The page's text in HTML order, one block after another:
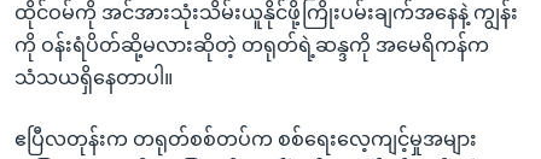
ထိုင်ဝမ်ကို အင်အားသုံးသိမ်းယူနိုင်ဖို့ကြိုးပမ်းချက်အနေနဲ့ ကျွန်း
ကို ဝန်းရံပိတ်ဆို့မလားဆိုတဲ့ တရုတ်ရဲ့ဆန္ဒကို အမေရိကန်က
သံသယရှိနေတာပါ။
ဧပြီလတုန်းက တရုတ်စစ်တပ်က စစ်ရေးလေ့ကျင့်မှုအများ